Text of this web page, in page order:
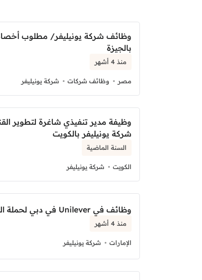
وظائف شركة يونيليفر/ مطلوب
بالجيزة
منذ 4 أشهر
مصر وظائف شركات شركة يونيليفر
وظيفة مدير تنفيذي شاغرة لتطوير
شركة يونيليفر بالكويت
السنة الماضية
الكويت شركة يونيليفر
وظائف في Unilever في دبي لحملة البكالوريوس فأعلى
منذ 4 أشهر
الإمارات شركة يونيليفر